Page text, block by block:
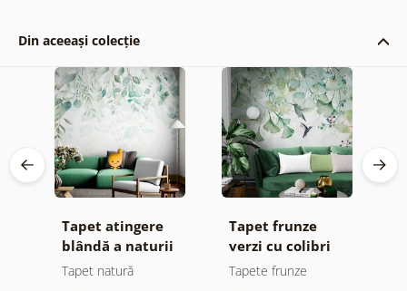
Din aceeași colecție
Tapet atingere
blândă a naturii
Tapet natură
Tapet frunze
verzi cu colibri
Tapete frunze